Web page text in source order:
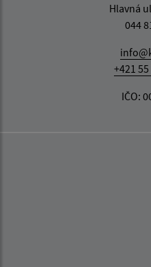
Hlavná
044
+421
IČO: